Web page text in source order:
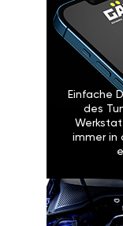
Einfache
des
immer in